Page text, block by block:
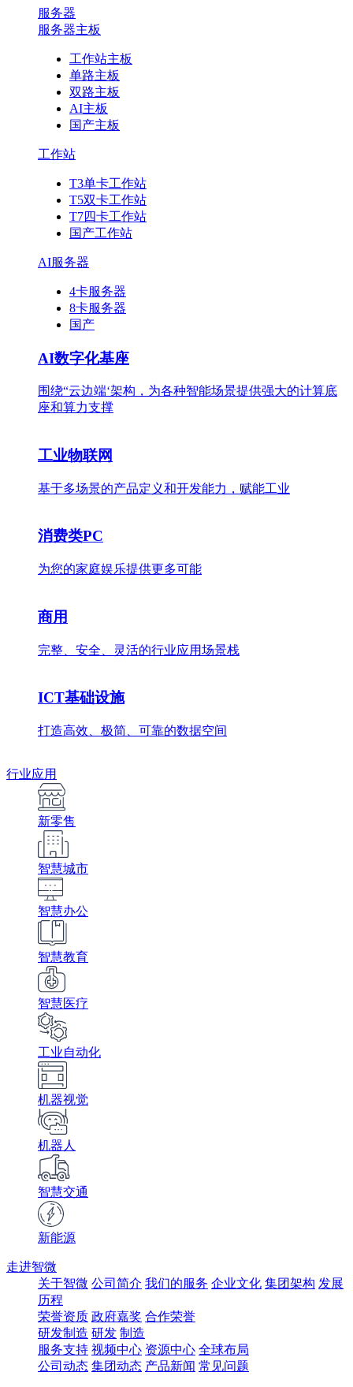
服务器
服务器主板
工作站主板
单路主板
双路主板
AI主板
国产主板
工作站
T3单卡工作站
T5双卡工作站
T7四卡工作站
国产工作站
AI服务器
4卡服务器
8卡服务器
国产
AI数字化基座
围绕“云边端‘架构，为各种智能场景提供强大的计算底
座和算力支撑
工业物联网
基于多场景的产品定义和开发能力，赋能工业
消费类PC
为您的家庭娱乐提供更多可能
商用
完整、安全、灵活的行业应用场景栈
ICT基础设施
打造高效、极简、可靠的数据空间
行业应用
新零售
智慧城市
智慧办公
智慧教育
智慧医疗
工业自动化
机器视觉
机器人
智慧交通
新能源
走进智微
关于智微 公司简介 我们的服务 企业文化 集团架构 发展
历程
荣誉资质 政府嘉奖 合作荣誉
研发制造 研发 制造
服务支持 视频中心 资源中心 全球布局
公司动态 集团动态 产品新闻 常见问题